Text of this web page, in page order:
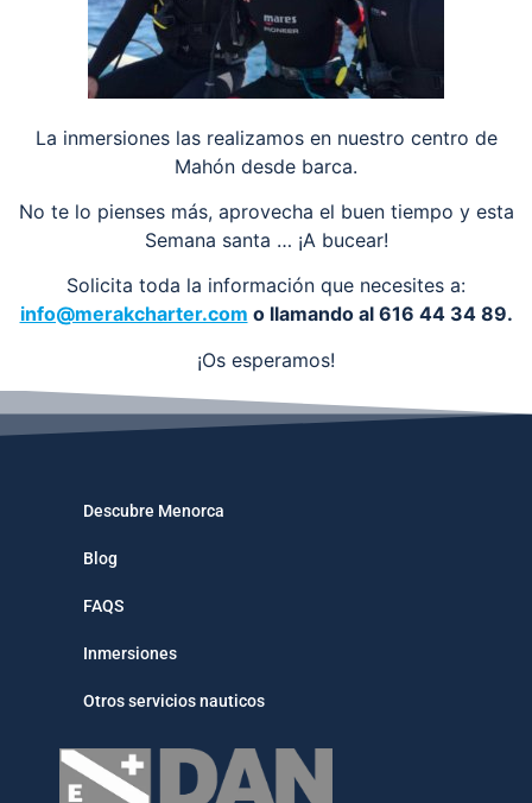
La inmersiones las realizamos en nuestro centro de
Mahón desde barca.
No te lo pienses más, aprovecha el buen tiempo y esta
Semana santa … ¡A bucear!
Solicita toda la información que necesites a:
info@merakcharter.com o llamando al 616 44 34 89.
¡Os esperamos!
Descubre Menorca
Blog
FAQS
Inmersiones
Otros servicios nauticos